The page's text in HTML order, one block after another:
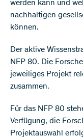
werden kann und
nachhaltigen
können.
Der aktive
NFP 80. Die
jeweiliges Projekt
zusammen.
Für das NFP 80
Verfügung, die
Projektauswahl